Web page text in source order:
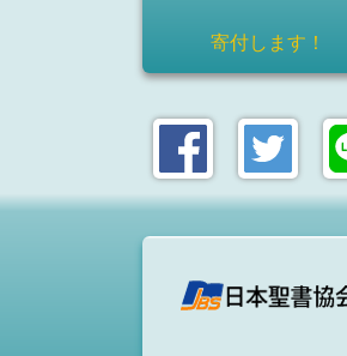
寄付します！